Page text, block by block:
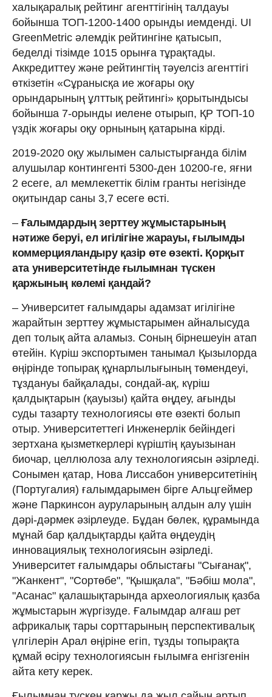
халықаралық рейтинг агенттігінің талдауы
бойынша ТОП-1200-1400 орынды иемденді. UI
GreenMetric әлемдік рейтингіне қатысып,
беделді тізімде 1015 орынға тұрақтады.
Аккредиттеу және рейтингтің тәуелсіз агенттігі
өткізетін «Сұранысқа ие жоғары оқу
орындарының ұлттық рейтингі» қорытындысы
бойынша 7-орынды иелене отырып, ҚР ТОП-10
үздік жоғары оқу орнының қатарына кірді.
2019-2020 оқу жылымен салыстырғанда білім
алушылар контингенті 5300-ден 10200-ге, яғни
2 есеге, ал мемлекеттік білім гранты негізінде
оқитындар саны 3,7 есеге өсті.
– Ғалымдардың зерттеу жұмыстарының
нәтиже беруі, ел игілігіне жарауы, ғылымды
коммерцияландыру қазір өте өзекті. Қорқыт
ата университетінде ғылымнан түскен
қаржының көлемі қандай?
– Университет ғалымдары адамзат игілігіне
жарайтын зерттеу жұмыстарымен айналысуда
деп толық айта аламыз. Соның бірнешеуін атап
өтейін. Күріш экспортымен танымал Қызылорда
өңірінде топырақ құнарлылығының төмендеуі,
тұздануы байқалады, сондай-ақ, күріш
қалдықтарын (қауызы) қайта өңдеу, ағынды
суды тазарту технологиясы өте өзекті болып
отыр. Университеттегі Инженерлік бейіндегі
зертхана қызметкерлері күріштің қауызынан
биочар, целлюлоза алу технологиясын әзірледі.
Сонымен қатар, Нова Лиссабон университетінің
(Португалия) ғалымдарымен бірге Альцгеймер
және Паркинсон ауруларының алдын алу үшін
дәрі-дәрмек әзірлеуде. Бұдан бөлек, құрамында
мұнай бар қалдықтарды қайта өңдеудің
инновациялық технологиясын әзірледі.
Университет ғалымдары облыстағы "Сығанақ",
"Жанкент", "Сортөбе", "Қышқала", "Бәбіш мола",
"Асанас" қалашықтарында археологиялық қазба
жұмыстарын жүргізуде. Ғалымдар алғаш рет
африкалық тары сорттарының перспективалық
үлгілерін Арал өңіріне егіп, тұзды топырақта
құмай өсіру технологиясын ғылымға енгізгенін
айта кету керек.